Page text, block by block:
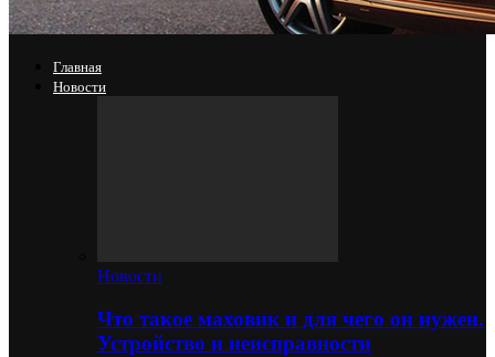
Главная
Новости
Новости
Что такое маховик и для чего он нужен.
Устройство и неисправности